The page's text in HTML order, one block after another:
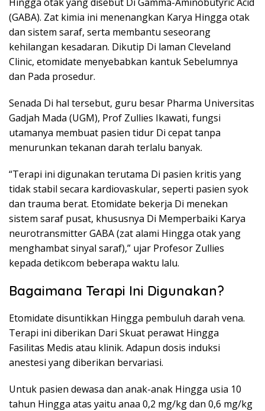
(GABA). Zat kimia ini menenangkan Karya Hingga otak
dan sistem saraf, serta membantu seseorang
kehilangan kesadaran. Dikutip Di laman Cleveland
Clinic, etomidate menyebabkan kantuk Sebelumnya
dan Pada prosedur.
Senada Di hal tersebut, guru besar Pharma Universitas
Gadjah Mada (UGM), Prof Zullies Ikawati, fungsi
utamanya membuat pasien tidur Di cepat tanpa
menurunkan tekanan darah terlalu banyak.
“Terapi ini digunakan terutama Di pasien kritis yang
tidak stabil secara kardiovaskular, seperti pasien syok
dan trauma berat. Etomidate bekerja Di menekan
sistem saraf pusat, khususnya Di Memperbaiki Karya
neurotransmitter GABA (zat alami Hingga otak yang
menghambat sinyal saraf),” ujar Profesor Zullies
kepada detikcom beberapa waktu lalu.
Bagaimana Terapi Ini Digunakan?
Etomidate disuntikkan Hingga pembuluh darah vena.
Terapi ini diberikan Dari Skuat perawat Hingga
Fasilitas Medis atau klinik. Adapun dosis induksi
anestesi yang diberikan bervariasi.
Untuk pasien dewasa dan anak-anak Hingga usia 10
tahun Hingga atas yaitu anaa 0,2 mg/kg dan 0,6 mg/kg